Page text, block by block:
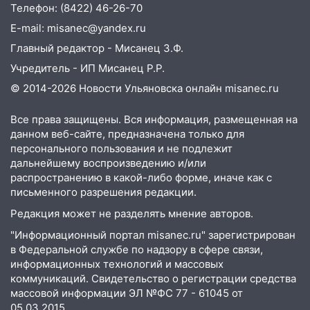
15:51 Бросила кирпич в жену брата: в
Ульяновской области завели дело на
агрессивную женщину
15:47 На улице Радищева сбили
курьера: крупная авария в Ульяновске
Проводил до квартиры и ограбил:
новый кавалер женщины оказался
рецидивистом
14:26 В Ульяновске ограничат движение
по улице Ефремова
14:23
67% ульяновцев готовы
передумать увольняться, если им
повысят зарплату
14:01 Инсценировали ДТП и получили
более 4,6 миллиона рублей: перед
судом предстанет банда
Телефон: (8422) 46-26-70
E-mail: misanec@yandex.ru
Главный редактор - Мисанец З.Ф.
Учредитель - ИП Мисанец Р.Р.
© 2014-2026 Новости Ульяновска онлайн misanec.ru
Все права защищены. Вся информация, размещенная на
данном веб-сайте, предназначена только для
персонального пользования и не подлежит
дальнейшему воспроизведению и/или
распространению в какой-либо форме, иначе как с
письменного разрешения редакции.
Редакция может не разделять мнение авторов.
"Информационный портал misanec.ru" зарегистрирован
в Федеральной службе по надзору в сфере связи,
информационных технологий и массовых
коммуникаций. Свидетельство о регистрации средства
массовой информации ЭЛ №ФС 77 - 61045 от